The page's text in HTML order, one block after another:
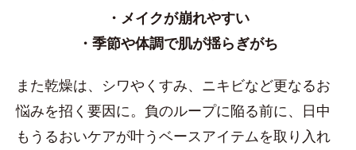
・メイクが崩れやすい
・季節や体調で肌が揺らぎがち
また乾燥は、シワやくすみ、ニキビなど更なるお
悩みを招く要因に。負のループに陥る前に、日中
もうるおいケアが叶うベースアイテムを取り入れ